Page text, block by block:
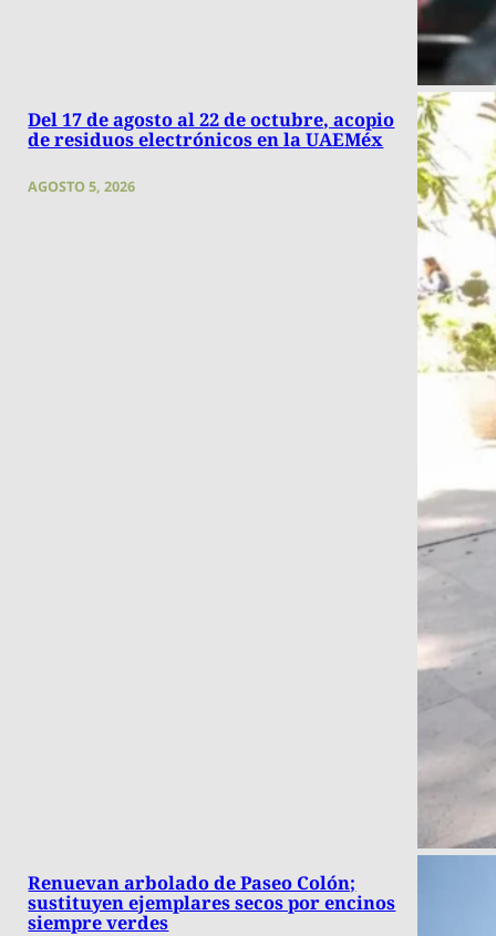
Del 17 de agosto al 22 de octubre, acopio
de residuos electrónicos en la UAEMéx
AGOSTO 5, 2026
Renuevan arbolado de Paseo Colón;
sustituyen ejemplares secos por encinos
siempre verdes